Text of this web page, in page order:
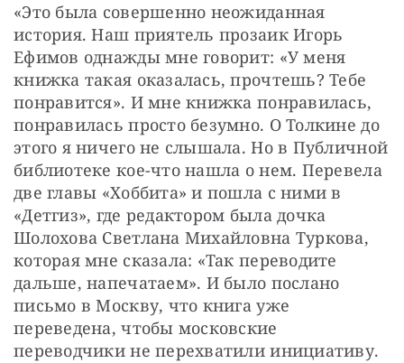
«Это была совершенно неожиданная
история. Наш приятель прозаик Игорь
Ефимов однажды мне говорит: «У меня
книжка такая оказалась, прочтешь? Тебе
понравится». И мне книжка понравилась,
понравилась просто безумно. О Толкине до
этого я ничего не слышала. Но в Публичной
библиотеке кое-что нашла о нем. Перевела
две главы «Хоббита» и пошла с ними в
«Детгиз», где редактором была дочка
Шолохова Светлана Михайловна Туркова,
которая мне сказала: «Так переводите
дальше, напечатаем». И было послано
письмо в Москву, что книга уже
переведена, чтобы московские
переводчики не перехватили инициативу.